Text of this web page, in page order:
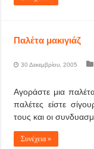
Παλέτα μακιγιάζ
30 Δεκεμβρίου, 2005
Αγοράστε μια
παλέτες είστε
τους και οι
Συνέχεια »